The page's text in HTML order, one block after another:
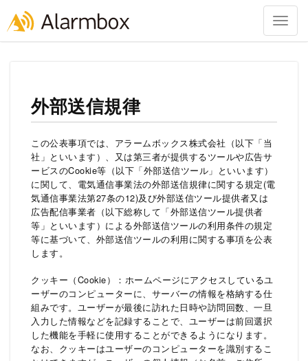
外部送信規律
この公表事項では、アラームボックス株式会社（以下「当
社」といいます）、又は第三者が提供するツールや広告サ
ービスのCookie等（以下「外部送信ツール」といいます）
に関して、電気通信事業法の外部送信規律に関する規定(電
気通信事業法第27条の12)及び外部送信ツール提供者又は
広告配信事業者（以下総称して「外部送信ツール提供者
等」といいます）による外部送信ツールの利用条件の規定
等に基づいて、外部送信ツールの利用に関する事項を公表
します。
クッキー（Cookie）：ホームページにアクセスしているユ
ーザーのコンピューターに、サーバーの情報を格納する仕
組みです。ユーザーが最後に訪れた日時や訪問回数、一旦
入力した情報などを記録することで、ユーザーは前回選択
した機能を手軽に使用することができるようになります。
なお、クッキーはユーザーのコンピューターを識別するこ